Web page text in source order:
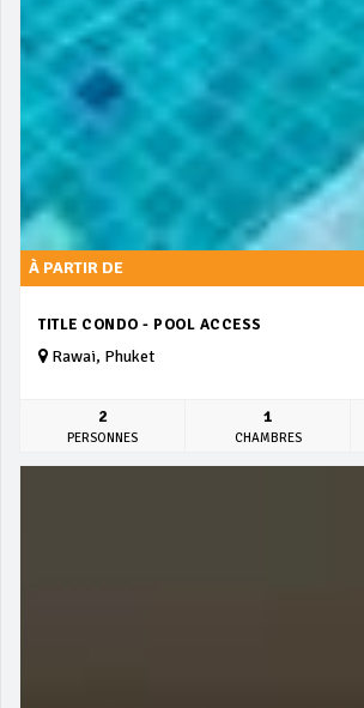
À PARTIR DE
TITLE CONDO - POOL ACCESS
Rawai, Phuket
2
PERSONNES
1
CHAMBRES